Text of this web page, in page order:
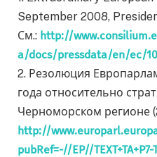
September 2008,
См.: http://
a/docs/pressdata/en/ec/
2. Резолюция
года относительно
Черноморском регионе
http://
pubRef=-//EP//TEXT+TA+P7-